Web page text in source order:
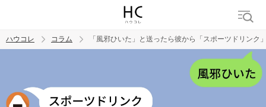
トレンド ワード
ハウコレ コラム 「風邪ひいた」と送ったら彼から「スポーツドリン